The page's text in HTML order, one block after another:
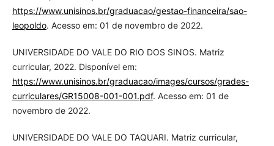
https://www.unisinos.br/graduacao/gestao-financeira/sao-
leopoldo. Acesso em: 01 de novembro de 2022.
UNIVERSIDADE DO VALE DO RIO DOS SINOS. Matriz
curricular, 2022. Disponível em:
https://www.unisinos.br/graduacao/images/cursos/grades-
curriculares/GR15008-001-001.pdf. Acesso em: 01 de
novembro de 2022.
UNIVERSIDADE DO VALE DO TAQUARI. Matriz curricular,